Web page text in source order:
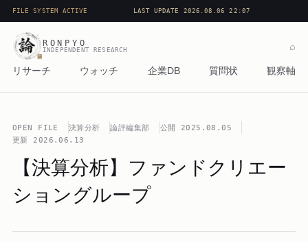
FILE SYSTEM ACTIVE LAST UPDATE 2026.08.06 22:07
RONPYO
INDEPENDENT RESEARCH
リサーチ ウォッチ 企業DB 質問状 観察軸
⌕
OPEN FILE 決算分析 論評編集部 公開 2025.08.05
更新 2026.06.13
【決算分析】ファンドクリエー
ショングループ